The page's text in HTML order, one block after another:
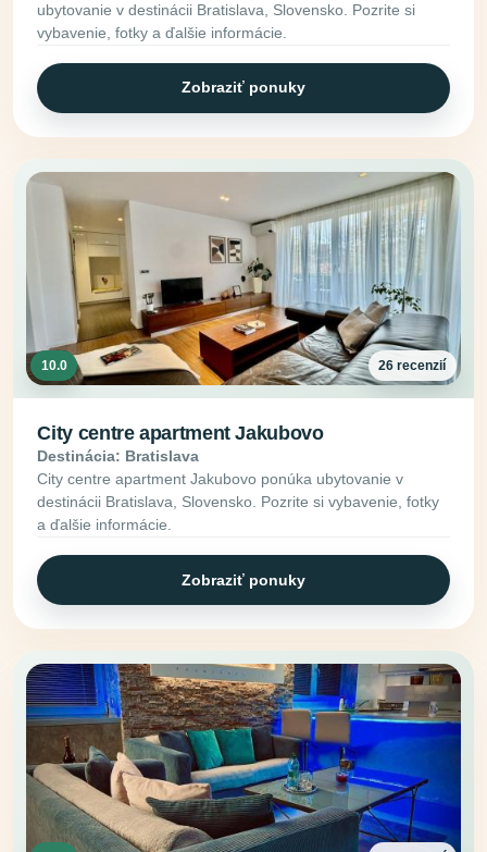
ubytovanie v destinácii Bratislava, Slovensko. Pozrite si
vybavenie, fotky a ďalšie informácie.
Zobraziť ponuky
10.0 26 recenzií
City centre apartment Jakubovo
Destinácia: Bratislava
City centre apartment Jakubovo ponúka ubytovanie v
destinácii Bratislava, Slovensko. Pozrite si vybavenie, fotky
a ďalšie informácie.
Zobraziť ponuky